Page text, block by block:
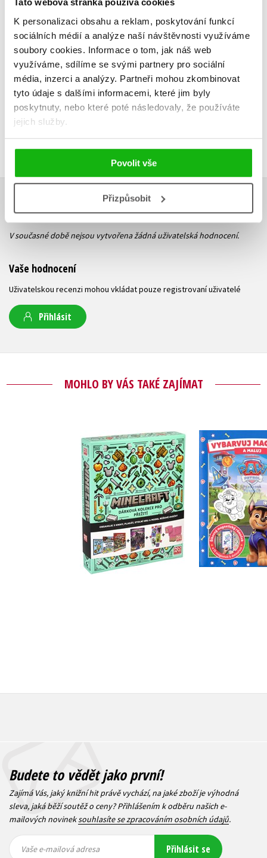
Tato webová stránka používá cookies
K personalizaci obsahu a reklam, poskytování funkcí
sociálních médií a analýze naší návštěvnosti využíváme
soubory cookies. Informace o tom, jak náš web
využíváme, sdílíme se svými partnery pro sociální
média, inzerci a analýzy. Partneři mohou zkombinovat
tyto údaje s dalšími informacemi, které jim byly
poskytnuty, nebo které poté následovaly, že používáte
jejich služby.
Povolit vše
Přizpůsobit
Do košíku
399 Kč
319 Kč
HODNOCENÍ ČTENÁŘŮ
V současné době nejsou vytvořena žádná uživatelská hodnocení.
Vaše hodnocení
Uživatelskou recenzi mohou vkládat pouze registrovaní uživatelé
Přihlásit
MOHLO BY VÁS TAKÉ ZAJÍMAT
Minecraft - Dárková
kolekce pro přežití
Kolektiv
Do košíku
479 Kč
Tlapková
Vybarvuj
Do
Budete to vědět jako první!
Zajímá Vás, jaký knižní hit právě vychází, na jaké zboží je výhodná
sleva, jaká běží soutěž o ceny? Přihlášením k odběru našich e-
mailových novineksouhlasíte se zpracováním osobních údajů.
mailová
mailová
Vaše e-mailová adresa Přihlásit se